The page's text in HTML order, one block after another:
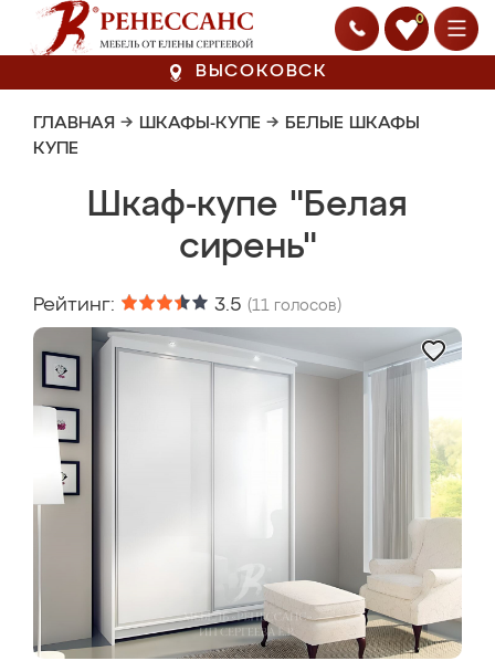
0
ВЫСОКОВСК
ГЛАВНАЯ → ШКАФЫ-КУПЕ → БЕЛЫЕ ШКАФЫ
КУПЕ
Шкаф-купе "Белая
сирень"
Рейтинг: 3.5 (11 голосов)